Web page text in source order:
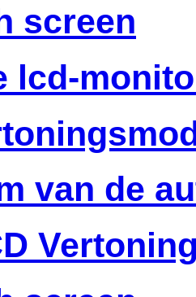
screen
lcd-
van de